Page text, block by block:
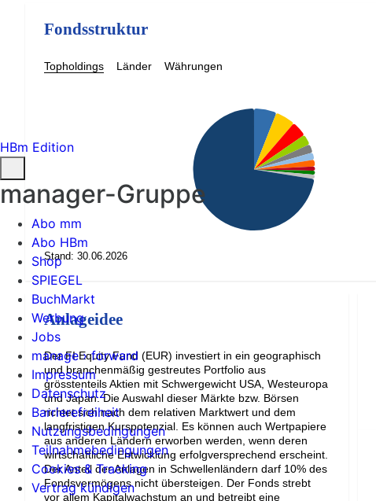
Fondsstruktur
Topholdings Länder Währungen
Stand: 30.06.2026
Anlageidee
Der FI Equity Fund (EUR) investiert in ein geographisch
und branchenmäßig gestreutes Portfolio aus
grösstenteils Aktien mit Schwergewicht USA, Westeuropa
und Japan. Die Auswahl dieser Märkte bzw. Börsen
richtet sich nach dem relativen Marktwert und dem
langfristigen Kurspotenzial. Es können auch Wertpapiere
aus anderen Ländern erworben werden, wenn deren
wirtschaftliche Entwicklung erfolgversprechend erscheint.
Der Anteil der Anlagen in Schwellenländern darf 10% des
Fondsvermögens nicht übersteigen. Der Fonds strebt
vor allem Kapitalwachstum an und betreibt eine
HBm Edition
manager-Gruppe
Abo mm
Abo HBm
Shop
SPIEGEL
BuchMarkt
Werbung
Jobs
manage › forward
Impressum
Datenschutz
Barrierefreiheit
Nutzungsbedingungen
Teilnahmebedingungen
Cookies & Tracking
Vertrag kündigen